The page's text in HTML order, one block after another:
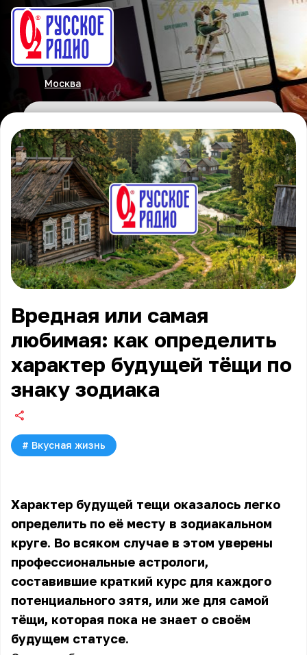
Москва
Вредная или самая
любимая: как определить
характер будущей тёщи по
знаку зодиака
# Вкусная жизнь
Характер будущей тещи оказалось легко
определить по её месту в зодиакальном
круге. Во всяком случае в этом уверены
профессиональные астрологи,
составившие краткий курс для каждого
потенциального зятя, или же для самой
тёщи, которая пока не знает о своём
будущем статусе.